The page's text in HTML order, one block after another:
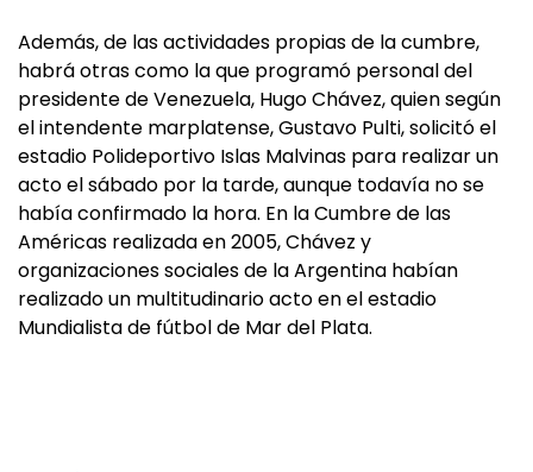
Además, de las actividades propias de la cumbre,
habrá otras como la que programó personal del
presidente de Venezuela, Hugo Chávez, quien según
el intendente marplatense, Gustavo Pulti, solicitó el
estadio Polideportivo Islas Malvinas para realizar un
acto el sábado por la tarde, aunque todavía no se
había confirmado la hora. En la Cumbre de las
Américas realizada en 2005, Chávez y
organizaciones sociales de la Argentina habían
realizado un multitudinario acto en el estadio
Mundialista de fútbol de Mar del Plata.